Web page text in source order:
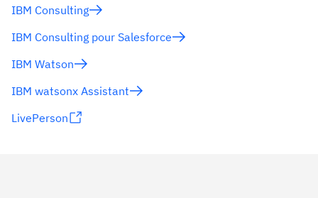
IBM Consulting
IBM Consulting pour Salesforce
IBM Watson
IBM watsonx Assistant
LivePerson